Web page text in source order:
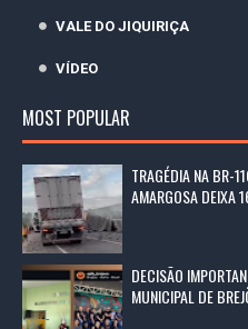
VALE DO JIQUIRIÇA
VÍDEO
MOST POPULAR
TRAGÉDIA NA BR-
AMARGOSA DEIXA
DECISÃO
MUNICIPAL DE